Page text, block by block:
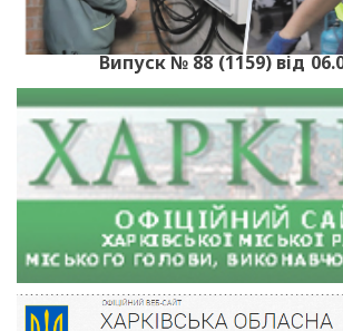
Випуск № 88 (1159) від